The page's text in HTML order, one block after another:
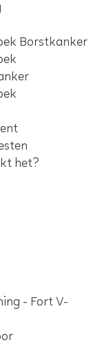
Borstkanker
het?
- Fort V-